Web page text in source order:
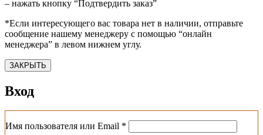
– нажать кнопку “Подтвердить заказ”
*Если интересующего вас товара нет в наличии, отправьте
сообщение нашему менеджеру с помощью “онлайн
менеджера” в левом нижнем углу.
ЗАКРЫТЬ
Вход
Имя пользователя или Email *